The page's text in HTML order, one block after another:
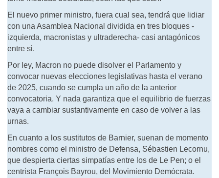
El nuevo primer ministro, fuera cual sea, tendrá que lidiar
con una Asamblea Nacional dividida en tres bloques -
izquierda, macronistas y ultraderecha- casi antagónicos
entre si.
Por ley, Macron no puede disolver el Parlamento y
convocar nuevas elecciones legislativas hasta el verano
de 2025, cuando se cumpla un año de la anterior
convocatoria. Y nada garantiza que el equilibrio de fuerzas
vaya a cambiar sustantivamente en caso de volver a las
urnas.
En cuanto a los sustitutos de Barnier, suenan de momento
nombres como el ministro de Defensa, Sébastien Lecornu,
que despierta ciertas simpatías entre los de Le Pen; o el
centrista François Bayrou, del Movimiento Demócrata.